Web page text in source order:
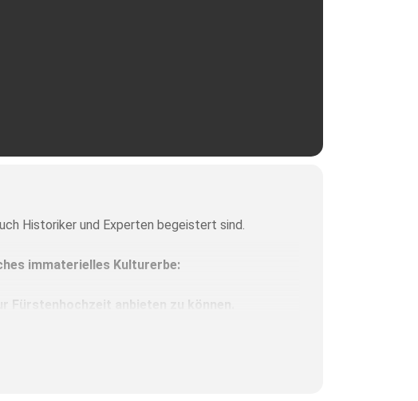
Historiker und Experten begeistert sind.
immaterielles Kulturerbe:
Fürstenhochzeit anbieten zu können.
und die Atmosphäre gut genießen kann.